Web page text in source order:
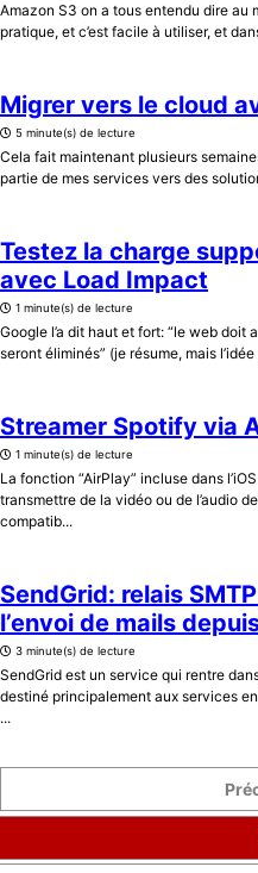
Amazon S3 on a tous entendu dire au
pratique, et c’est facile à utiliser, et
Migrer vers le cloud
5 minute(s) de lecture
Cela fait maintenant plusieurs
partie de mes services vers des
Testez la charge
avec Load Impact
1 minute(s) de lecture
Google l’a dit haut et fort: “le web
seront éliminés” (je résume, mais
Streamer Spotify via
1 minute(s) de lecture
La fonction “AirPlay” incluse dans
transmettre de la vidéo ou de l’audio
compatib...
SendGrid: relais
l’envoi de mails
3 minute(s) de lecture
SendGrid est un service qui rentre
destiné principalement aux services
...